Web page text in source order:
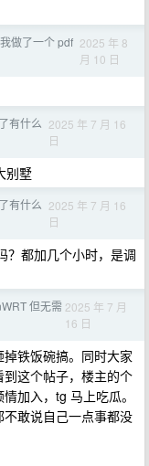
做了一个 pdf 2025 年 8
月 10 日
有什么 2025 年 7 月 16
日
别墅
有什么 2025 年 7 月 16
日
？都加几个小时，是调
但无需 2025 年 7 月
16 日
铁饭碗搞。同时大家
这个帖子，楼主的个
加入，tg 马上吃瓜。
敢说自己一点事都没